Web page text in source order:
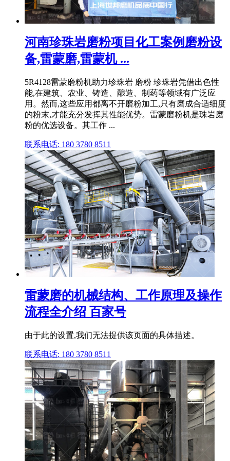
河南珍珠岩磨粉项目化工案例磨粉设
备,雷蒙磨,雷蒙机 ...
5R4128雷蒙磨粉机助力珍珠岩 磨粉 珍珠岩凭借出色性
能,在建筑、农业、铸造、酿造、制药等领域有广泛应
用。然而,这些应用都离不开磨粉加工,只有磨成合适细度
的粉末,才能充分发挥其性能优势。雷蒙磨粉机是珠岩磨
粉的优选设备。其工作 ...
联系电话: 180 3780 8511
雷蒙磨的机械结构、工作原理及操作
流程全介绍 百家号
由于此的设置,我们无法提供该页面的具体描述。
联系电话: 180 3780 8511